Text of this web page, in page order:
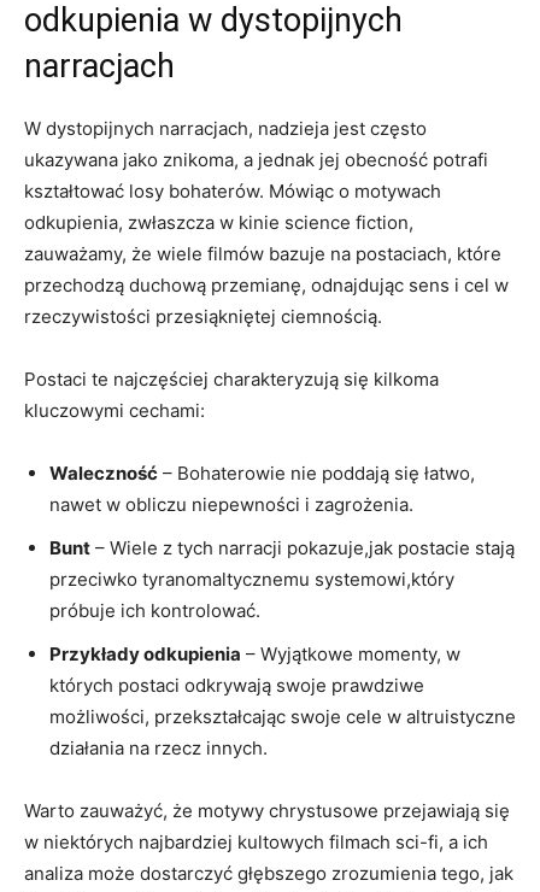
odkupienia w dystopijnych
narracjach
W dystopijnych narracjach, nadzieja jest często
ukazywana jako znikoma, a jednak jej obecność potrafi
kształtować losy bohaterów. Mówiąc o motywach
odkupienia, zwłaszcza w kinie science fiction,
zauważamy, że wiele filmów bazuje na postaciach, które
przechodzą duchową przemianę, odnajdując sens i cel w
rzeczywistości przesiąkniętej ciemnością.
Postaci te najczęściej charakteryzują się kilkoma
kluczowymi cechami:
Waleczność – Bohaterowie nie poddają się łatwo,
nawet w obliczu niepewności i zagrożenia.
Bunt – Wiele z tych narracji pokazuje,jak postacie stają
przeciwko tyranomaltycznemu systemowi,który
próbuje ich kontrolować.
Przykłady odkupienia – Wyjątkowe momenty, w
których postaci odkrywają swoje prawdziwe
możliwości, przekształcając swoje cele w altruistyczne
działania na rzecz innych.
Warto zauważyć, że motywy chrystusowe przejawiają się
w niektórych najbardziej kultowych filmach sci-fi, a ich
analiza może dostarczyć głębszego zrozumienia tego, jak